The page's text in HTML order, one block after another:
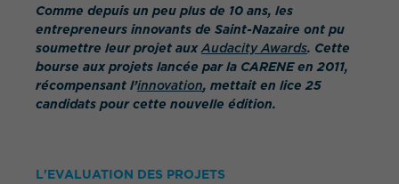
L’info IDEA Contact
Comme depuis un peu plus de 10 ans, les
entrepreneurs innovants de Saint-Nazaire ont pu
soumettre leur projet auxAudacity Awards. Cette
bourse aux projets lancée par la CARENE en 2011,
récompensant l’innovation, mettait en lice 25
candidats pour cette nouvelle édition.
L'EVALUATION DES PROJETS